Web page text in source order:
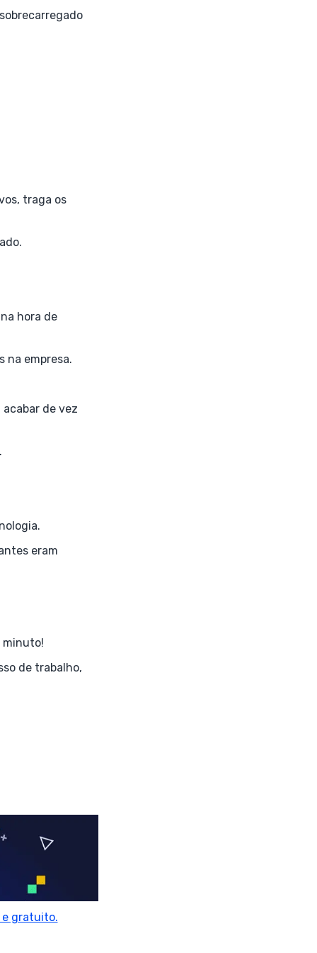
traga os
hora de
na empresa.
de vez
eram
minuto!
de trabalho,
e gratuito.